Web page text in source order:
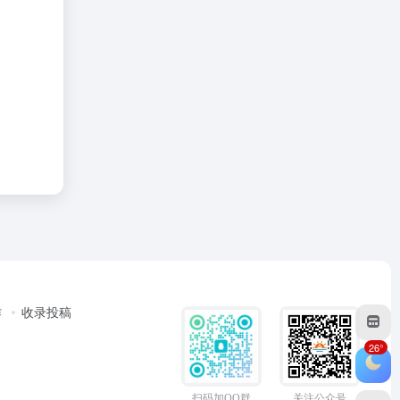
收录投稿
26°